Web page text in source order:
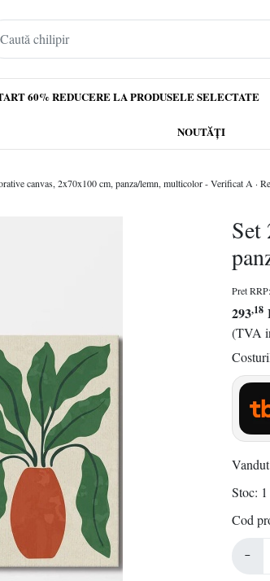
60% REDUCERE LA PRODUSELE SELECTATE
NOUTĂȚI
canvas, 2x70x100 cm, panza/lemn, multicolor - Verificat A ·
Set
Pret RRP:
293,18
(TVA
Stoc 1
Cod
−